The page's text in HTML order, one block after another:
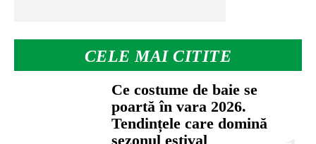
CELE MAI CITITE
Ce costume de baie se
poartă în vara 2026.
Tendințele care domină
sezonul estival